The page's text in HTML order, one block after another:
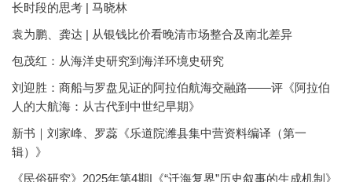
长时段的思考 | 马晓林
袁为鹏、龚达 | 从银钱比价看晚清市场整合及南北差异
包茂红：从海洋史研究到海洋环境史研究
刘迎胜：商船与罗盘见证的阿拉伯航海交融路——评《阿拉伯
人的大航海：从古代到中世纪早期》
新书｜刘家峰、罗蕊《乐道院潍县集中营资料编译（第一
辑）》
《民俗研究》2025年第4期|《“迁海复界”历史叙事的生成机制》